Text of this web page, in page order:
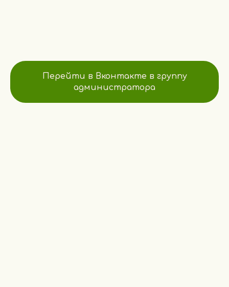
Перейти в Вконтакте в группу
администратора